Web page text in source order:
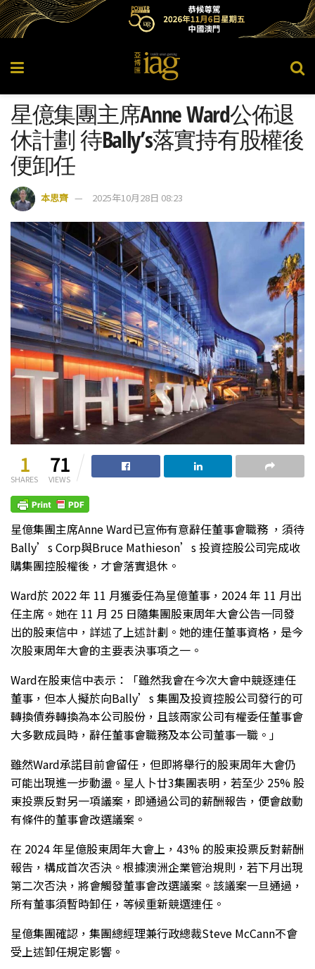
星億集團主席Anne Ward公佈退
休計劃 待Bally’s落實持有股權後
便卸任
本思齊 2025年10月28日 08:23
1
SHARES
71
VIEWS
星億集團主席Anne Ward已宣佈有意辭任董事會職務 ，須待
Bally’s Corp與Bruce Mathieson’s 投資控股公司完成收
購集團控股權後，才會落實退休。
Ward於 2022 年 11 月獲委任為星億董事，2024 年 11 月出
任主席。她在 11 月 25 日隨集團股東周年大會公告一同發
出的股東信中，詳述了上述計劃。她的連任董事資格，是今
次股東周年大會的主要表決事項之一。
Ward在股東信中表示：「雖然我會在今次大會中競逐連任
董事，但本人擬於向Bally’s 集團及投資控股公司發行的可
轉換債券轉換為本公司股份，且該兩家公司有權委任董事會
大多數成員時，辭任董事會職務及本公司董事一職。」
雖然Ward承諾目前會留任，但即將舉行的股東周年大會仍
可能出現進一步動盪。星人卜廿3集團表明，若至少 25% 股
東投票反對另一項議案，即通過公司的薪酬報告，便會啟動
有條件的董事會改選議案。
在 2024 年星億股東周年大會上，43% 的股東投票反對薪酬
報告，構成首次否決。根據澳洲企業管治規則，若下月出現
第二次否決，將會觸發董事會改選議案。該議案一旦通過，
所有董事須暫時卸任，等候重新競選連任。
星億集團確認，集團總經理兼行政總裁Steve McCann不會
受上述卸任規定影響。